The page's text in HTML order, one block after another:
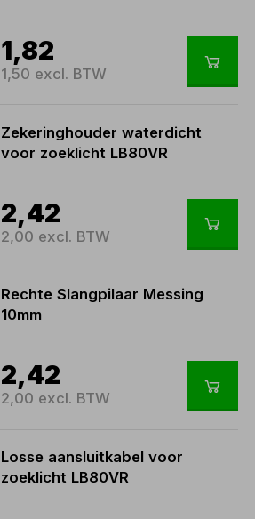
1,82
1,50 excl. BTW
Zekeringhouder waterdicht
voor zoeklicht LB80VR
2,42
2,00 excl. BTW
Rechte Slangpilaar Messing
10mm
2,42
2,00 excl. BTW
Losse aansluitkabel voor
zoeklicht LB80VR